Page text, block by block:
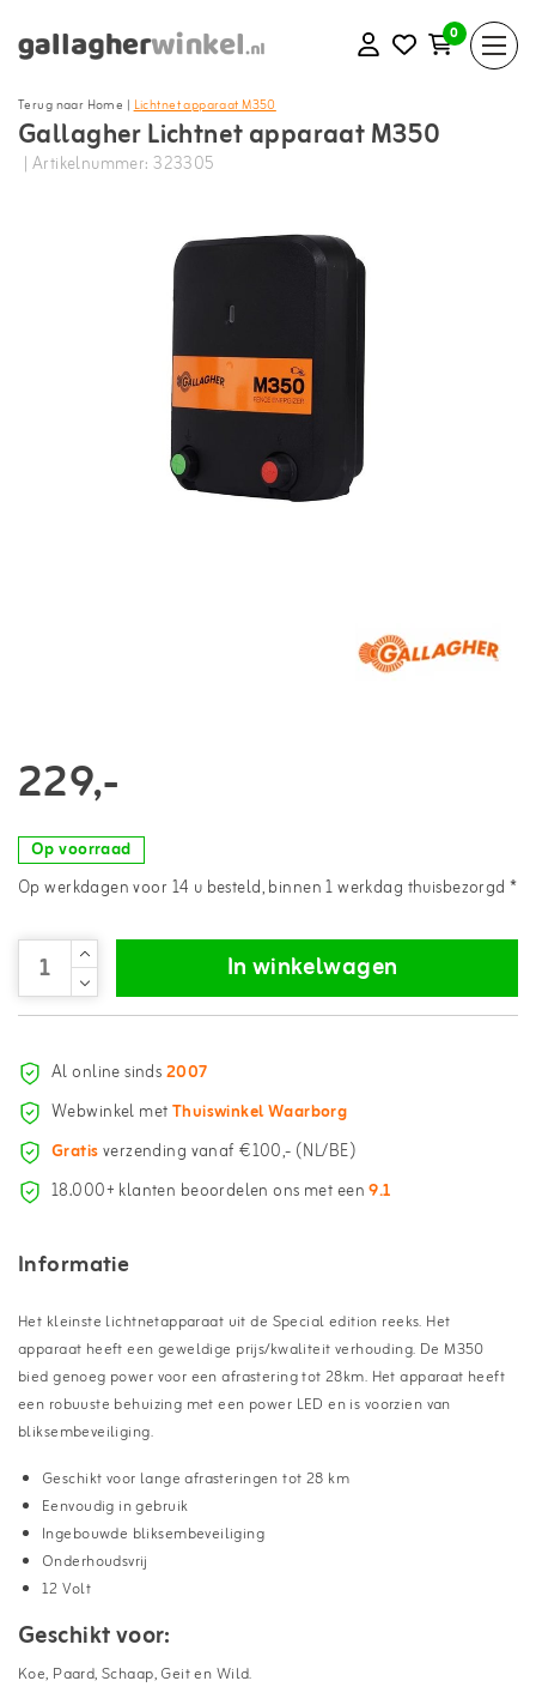
0
Terug naar Home |Lichtnet apparaat M350
Gallagher Lichtnet apparaat M350
| Artikelnummer: 323305
229,-
Op voorraad
Op werkdagen voor 14 u besteld, binnen 1 werkdag thuisbezorgd *
In winkelwagen
Al online sinds2007
Webwinkel metThuiswinkel Waarborg
Gratisverzending vanaf €100,- (NL/BE)
18.000+ klanten beoordelen ons met een9.1
Informatie
Het kleinste lichtnetapparaat uit de Special edition reeks. Het
apparaat heeft een geweldige prijs/kwaliteit verhouding. De M350
bied genoeg power voor een afrastering tot 28km. Het apparaat heeft
een robuuste behuizing met een power LED en is voorzien van
bliksembeveiliging.
Geschikt voor lange afrasteringen tot 28 km
Eenvoudig in gebruik
Ingebouwde bliksembeveiliging
Onderhoudsvrij
12 Volt
Geschikt voor:
Koe, Paard, Schaap, Geit en Wild.